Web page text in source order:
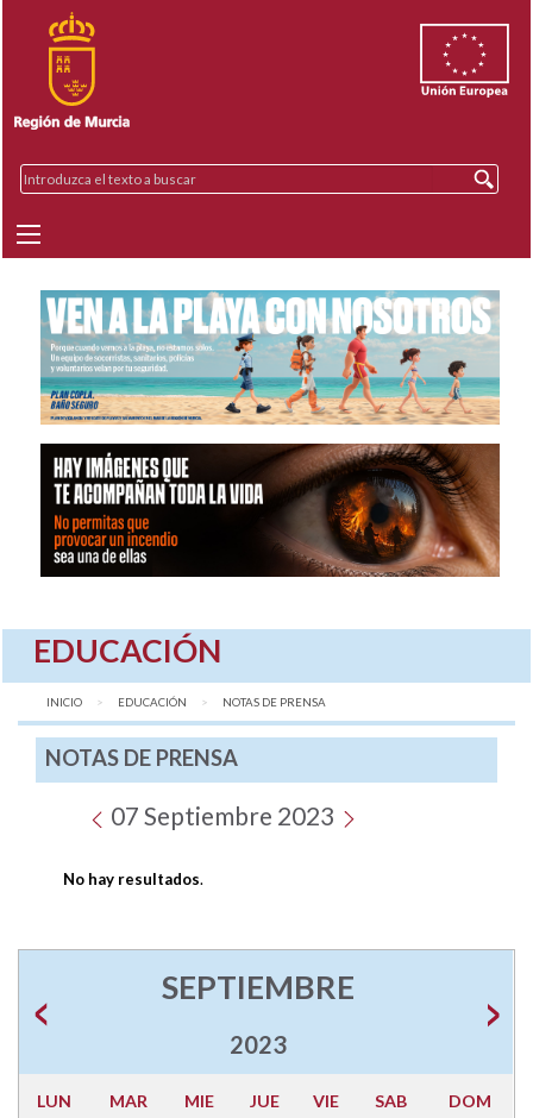
EDUCACIÓN
INICIO EDUCACIÓN AQUÍ:
NOTAS DE PRENSA
NOTAS DE PRENSA
07 Septiembre 2023
No hay resultados.
SEPTIEMBRE
2023
LUN MAR MIE JUE VIE SAB DOM